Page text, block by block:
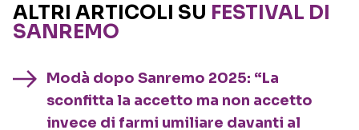
ALTRI ARTICOLI SU FESTIVAL DI
SANREMO
Modà dopo Sanremo 2025: “La
sconfitta la accetto ma non accetto
invece di farmi umiliare davanti al